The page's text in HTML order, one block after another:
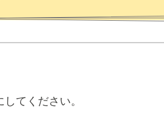
てください。